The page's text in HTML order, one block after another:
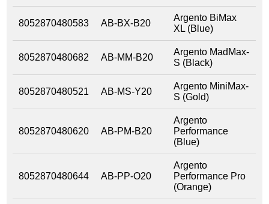
8052870480583 AB-BX-B20
Argento BiMax
XL (Blue)
8052870480682 AB-MM-B20
Argento MadMax-
S (Black)
8052870480521 AB-MS-Y20
Argento MiniMax-
S (Gold)
8052870480620 AB-PM-B20
Argento
Performance
(Blue)
8052870480644 AB-PP-O20
Argento
Performance Pro
(Orange)